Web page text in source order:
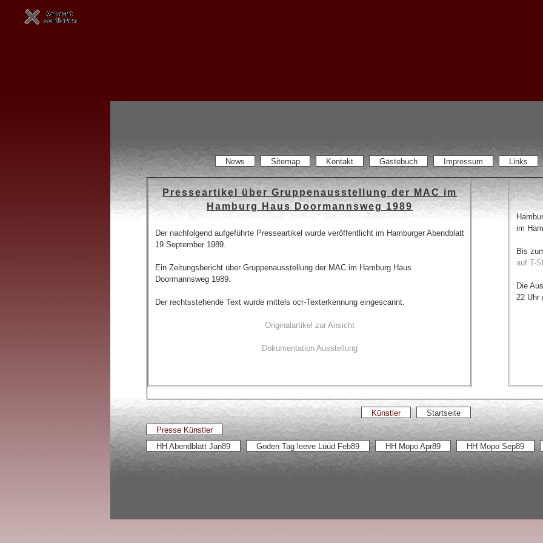
News Sitemap Kontakt Gästebuch Impressum Links
Presseartikel über Gruppenausstellung der MAC im
Hamburg Haus Doormannsweg 1989
Der nachfolgend aufgeführte Presseartikel wurde veröffentlicht im Hamburger Abendblatt
19 September 1989.
Ein Zeitungsbericht über Gruppenausstellung der MAC im Hamburg Haus
Doormannsweg 1989.
Der rechtsstehende Text wurde mittels ocr-Texterkennung eingescannt.
Originalartikel zur Ansicht
Dokumentation Ausstellung
im
Bis
auf T-
Die
22 Uhr
Künstler
Startseite
Presse Künstler
HH Abendblatt Jan89
Goden Tag leeve Lüüd Feb89 HH Mopo Apr89 HH Mopo Sep89